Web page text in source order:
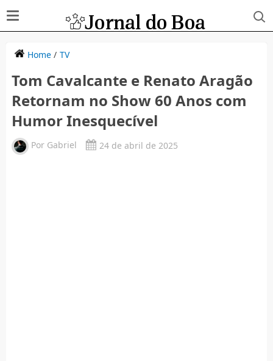
Home/ TV
Tom Cavalcante e Renato Aragão
Retornam no Show 60 Anos com
Humor Inesquecível
Por Gabriel 24 de abril de 2025